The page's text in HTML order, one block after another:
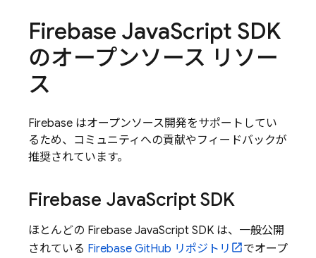
Firebase JavaScript SDK
のオープンソース リソー
ス
Firebase はオープンソース開発をサポートしてい
るため、コミュニティへの貢献やフィードバックが
推奨されています。
Firebase JavaScript SDK
ほとんどの Firebase JavaScript SDK は、一般公開
されている Firebase GitHub リポジトリ
でオープ